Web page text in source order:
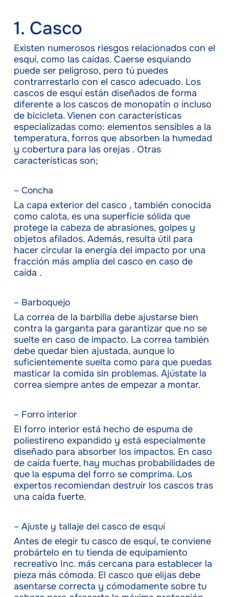
1. Casco
Existen numerosos riesgos relacionados con el
esquí, como las caídas. Caerse esquiando
puede ser peligroso, pero tú puedes
contrarrestarlo con el casco adecuado. Los
cascos de esquí están diseñados de forma
diferente a los cascos de monopatín o incluso
de bicicleta. Vienen con características
especializadas como: elementos sensibles a la
temperatura, forros que absorben la humedad
y cobertura para las orejas . Otras
características son;
– Concha
La capa exterior del casco , también conocida
como calota, es una superficie sólida que
protege la cabeza de abrasiones, golpes y
objetos afilados. Además, resulta útil para
hacer circular la energía del impacto por una
fracción más amplia del casco en caso de
caída .
– Barboquejo
La correa de la barbilla debe ajustarse bien
contra la garganta para garantizar que no se
suelte en caso de impacto. La correa también
debe quedar bien ajustada, aunque lo
suficientemente suelta como para que puedas
masticar la comida sin problemas. Ajústate la
correa siempre antes de empezar a montar.
– Forro interior
El forro interior está hecho de espuma de
poliestireno expandido y está especialmente
diseñado para absorber los impactos. En caso
de caída fuerte, hay muchas probabilidades de
que la espuma del forro se comprima. Los
expertos recomiendan destruir los cascos tras
una caída fuerte.
– Ajuste y tallaje del casco de esquí
Antes de elegir tu casco de esquí, te conviene
probártelo en tu tienda de equipamiento
recreativo Inc. más cercana para establecer la
pieza más cómoda. El casco que elijas debe
asentarse correcta y cómodamente sobre tu